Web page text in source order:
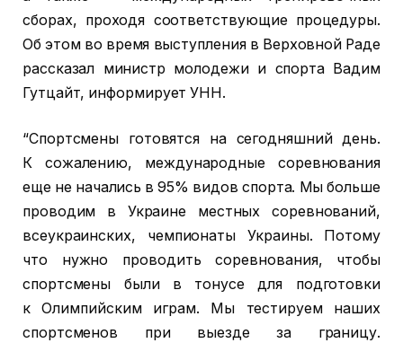
сборах, проходя соответствующие процедуры.
Об этом во время выступления в Верховной Раде
рассказал министр молодежи и спорта Вадим
Гутцайт, информирует УНН.
“Спортсмены готовятся на сегодняшний день.
К сожалению, международные соревнования
еще не начались в 95% видов спорта. Мы больше
проводим в Украине местных соревнований,
всеукраинских, чемпионаты Украины. Потому
что нужно проводить соревнования, чтобы
спортсмены были в тонусе для подготовки
к Олимпийским играм. Мы тестируем наших
спортсменов при выезде за границу.